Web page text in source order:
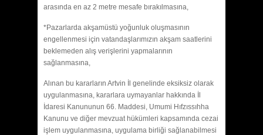
arasında en az 2 metre mesafe bırakılmasına,
*Pazarlarda akşamüstü yoğunluk oluşmasının
engellenmesi için vatandaşlarımızın akşam saatlerini
beklemeden alış verişlerini yapmalarının
sağlanmasına,
Alınan bu kararların Artvin İl genelinde eksiksiz olarak
uygulanmasına, kararlara uymayanlar hakkında İl
İdaresi Kanununun 66. Maddesi, Umumi Hıfzıssıhha
Kanunu ve diğer mevzuat hükümleri kapsamında cezai
işlem uygulanmasına, uygulama birliği sağlanabilmesi